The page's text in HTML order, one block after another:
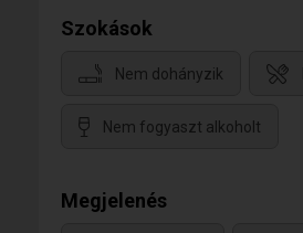
Szokások
Nem dohányzik
Nem fogyaszt alkoholt
Megjelenés